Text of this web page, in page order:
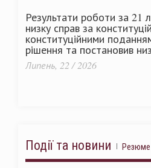
Результати роботи за 21
низку справ за
конституційними
рішення та постановив
Липень, 22 / 2026
Події та новини Резюме